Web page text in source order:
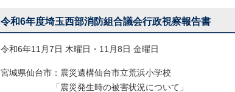
令和6年度埼玉西部消防組合議会行政視察報告書
令和6年11月7日 木曜日・11月8日 金曜日
宮城県仙台市：震災遺構仙台市立荒浜小学校
「震災発生時の被害状況について」